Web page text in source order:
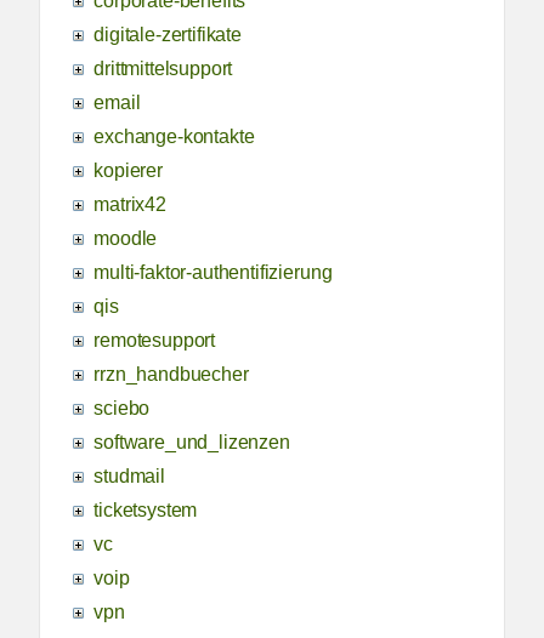
digitale-zertifikate
drittmittelsupport
email
exchange-kontakte
kopierer
matrix42
moodle
multi-faktor-authentifizierung
qis
remotesupport
rrzn_handbuecher
sciebo
software_und_lizenzen
studmail
ticketsystem
vc
voip
vpn